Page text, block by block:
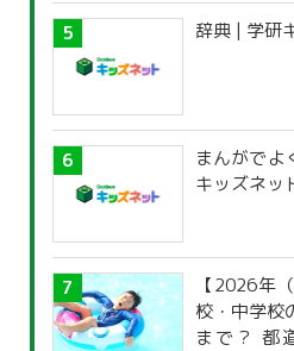
辞典 | 学研
まんがでよ
キッズネッ
【2026年
校・中学校
まで？ 都